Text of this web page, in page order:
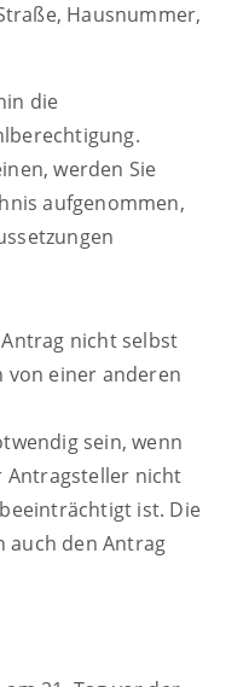
Hausnummer,
die
werden Sie
aufgenommen,
nicht selbst
von einer anderen
sein, wenn
Antragsteller nicht
ist. Die
auch den Antrag